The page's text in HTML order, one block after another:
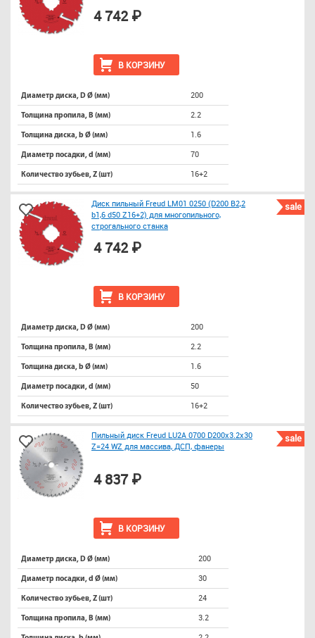
В КОРЗИНУ
4 742 ₽
Диаметр диска, D Ø (мм) 200
Толщина пропила, B (мм) 2.2
Толщина диска, b Ø (мм) 1.6
Диаметр посадки, d (мм) 70
Количество зубьев, Z (шт) 16+2
sale
Диск пильный Freud LM01 0250 (D200 B2,2
b1,6 d50 Z16+2) для многопильного,
строгального станка
В КОРЗИНУ
4 742 ₽
Диаметр диска, D Ø (мм) 200
Толщина пропила, B (мм) 2.2
Толщина диска, b Ø (мм) 1.6
Диаметр посадки, d (мм) 50
Количество зубьев, Z (шт) 16+2
sale
Пильный диск Freud LU2A 0700 D200x3.2x30
Z=24 WZ для массива, ДСП, фанеры
В КОРЗИНУ
4 837 ₽
Диаметр диска, D Ø (мм) 200
Диаметр посадки, d Ø (мм) 30
Количество зубьев, Z (шт) 24
Толщина пропила, B (мм) 3.2